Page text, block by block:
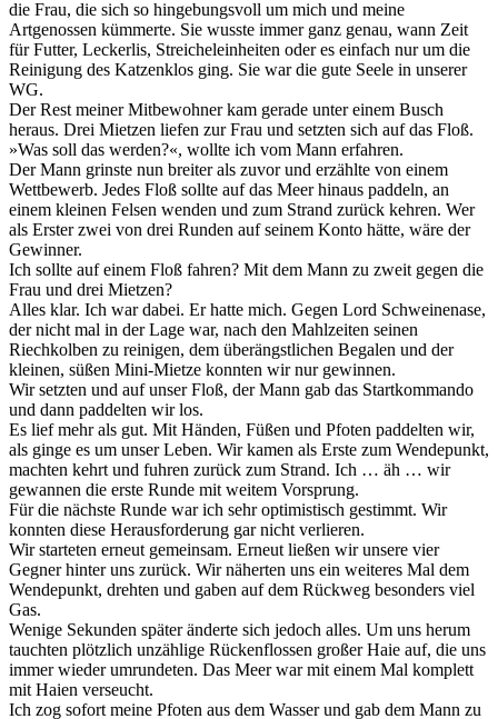
die Frau, die sich so hingebungsvoll um mich und meine
Artgenossen kümmerte. Sie wusste immer ganz genau, wann Zeit
für Futter, Leckerlis, Streicheleinheiten oder es einfach nur um die
Reinigung des Katzenklos ging. Sie war die gute Seele in unserer
WG.
Der Rest meiner Mitbewohner kam gerade unter einem Busch
heraus. Drei Mietzen liefen zur Frau und setzten sich auf das Floß.
»Was soll das werden?«, wollte ich vom Mann erfahren.
Der Mann grinste nun breiter als zuvor und erzählte von einem
Wettbewerb. Jedes Floß sollte auf das Meer hinaus paddeln, an
einem kleinen Felsen wenden und zum Strand zurück kehren. Wer
als Erster zwei von drei Runden auf seinem Konto hätte, wäre der
Gewinner.
Ich sollte auf einem Floß fahren? Mit dem Mann zu zweit gegen die
Frau und drei Mietzen?
Alles klar. Ich war dabei. Er hatte mich. Gegen Lord Schweinenase,
der nicht mal in der Lage war, nach den Mahlzeiten seinen
Riechkolben zu reinigen, dem überängstlichen Begalen und der
kleinen, süßen Mini-Mietze konnten wir nur gewinnen.
Wir setzten und auf unser Floß, der Mann gab das Startkommando
und dann paddelten wir los.
Es lief mehr als gut. Mit Händen, Füßen und Pfoten paddelten wir,
als ginge es um unser Leben. Wir kamen als Erste zum Wendepunkt,
machten kehrt und fuhren zurück zum Strand. Ich … äh … wir
gewannen die erste Runde mit weitem Vorsprung.
Für die nächste Runde war ich sehr optimistisch gestimmt. Wir
konnten diese Herausforderung gar nicht verlieren.
Wir starteten erneut gemeinsam. Erneut ließen wir unsere vier
Gegner hinter uns zurück. Wir näherten uns ein weiteres Mal dem
Wendepunkt, drehten und gaben auf dem Rückweg besonders viel
Gas.
Wenige Sekunden später änderte sich jedoch alles. Um uns herum
tauchten plötzlich unzählige Rückenflossen großer Haie auf, die uns
immer wieder umrundeten. Das Meer war mit einem Mal komplett
mit Haien verseucht.
Ich zog sofort meine Pfoten aus dem Wasser und gab dem Mann zu